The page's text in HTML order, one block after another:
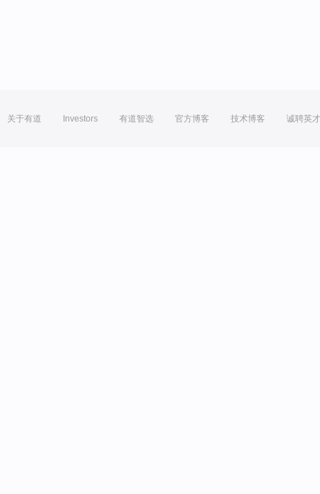
关于有道 Investors 有道智选 官方博客 技术博客 诚聘英才